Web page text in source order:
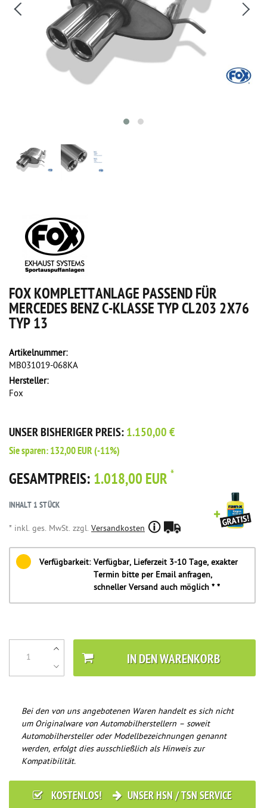
FOX KOMPLETTANLAGE PASSEND FÜR
MERCEDES BENZ C-KLASSE TYP CL203 2X76
TYP 13
Artikelnummer:
MB031019-068KA
Hersteller:
Fox
UNSER BISHERIGER PREIS:1.150,00 €
Sie sparen:132,00 EUR(-11%)
GESAMTPREIS: 1.018,00 EUR *
INHALT 1STÜCK
* inkl. ges. MwSt. zzgl. Versandkosten
Verfügbarkeit: Verfügbar, Lieferzeit 3-10 Tage, exakter
Termin bitte per Email anfragen,
schneller Versand auch möglich * *
IN DEN WARENKORB
Bei den von uns angebotenen Waren handelt es sich nicht
um Originalware von Automobilherstellern – soweit
Automobilhersteller oder Modellbezeichnungen genannt
werden, erfolgt dies ausschließlich als Hinweis zur
Kompatibilität.
KOSTENLOS! UNSER HSN / TSN SERVICE